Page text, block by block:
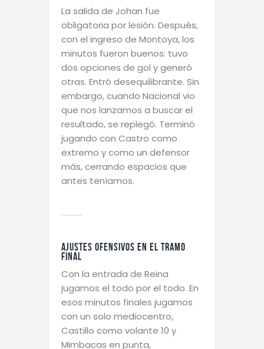
La salida de Johan fue
obligatoria por lesión. Después,
con el ingreso de Montoya, los
minutos fueron buenos: tuvo
dos opciones de gol y generó
otras. Entró desequilibrante. Sin
embargo, cuando Nacional vio
que nos lanzamos a buscar el
resultado, se replegó. Terminó
jugando con Castro como
extremo y como un defensor
más, cerrando espacios que
antes teníamos.
Ajustes ofensivos en el tramo
final
Con la entrada de Reina
jugamos el todo por el todo. En
esos minutos finales jugamos
con un solo mediocentro,
Castillo como volante 10 y
Mimbacas en punta,